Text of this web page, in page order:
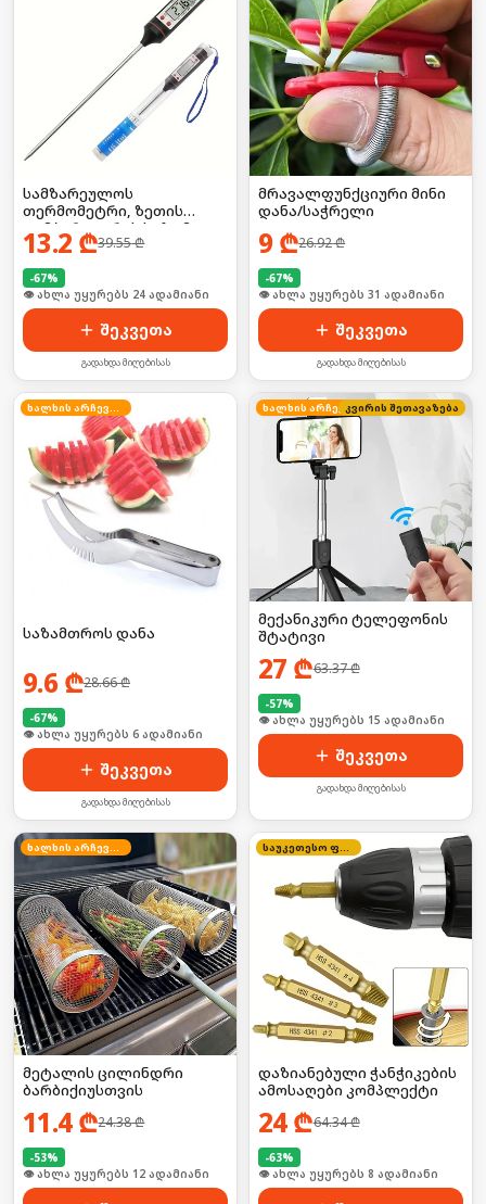
სამზარეულოს
თერმომეტრი, ზეთის
ტემპერატურის საზომი
ელემენტზე
13.2 ₾39.55₾
-67%
🛒 ბოლო 24სთ-ში იყიდა 31-მა
შეკვეთა
გადახდა მიღებისას
მრავალფუნქციური მინი
დანა/საჭრელი
9 ₾26.92₾
-67%
🛒 ბოლო 24სთ-ში იყიდა 41-მა
შეკვეთა
გადახდა მიღებისას
საზამთროს დანა
9.6 ₾28.66₾
-67%
🛒 ბოლო 24სთ-ში იყიდა 13-მა
შეკვეთა
გადახდა მიღებისას
ხალხის არჩევანი
კვირის შეთავაზება
მექანიკური ტელეფონის
შტატივი
27 ₾63.37₾
-57%
🛒 ბოლო 24სთ-ში იყიდა 19-მა
შეკვეთა
გადახდა მიღებისას
მეტალის ცილინდრი
ბარბიქიუსთვის
11.4₾24.38₾
-53%
🛒 ბოლო 24სთ-ში იყიდა 15-მა
დაზიანებული ჭანჭიკების
ამოსაღები კომპლექტი
24₾64.34₾
-63%
🛒 ბოლო 24სთ-ში იყიდა 11-მა